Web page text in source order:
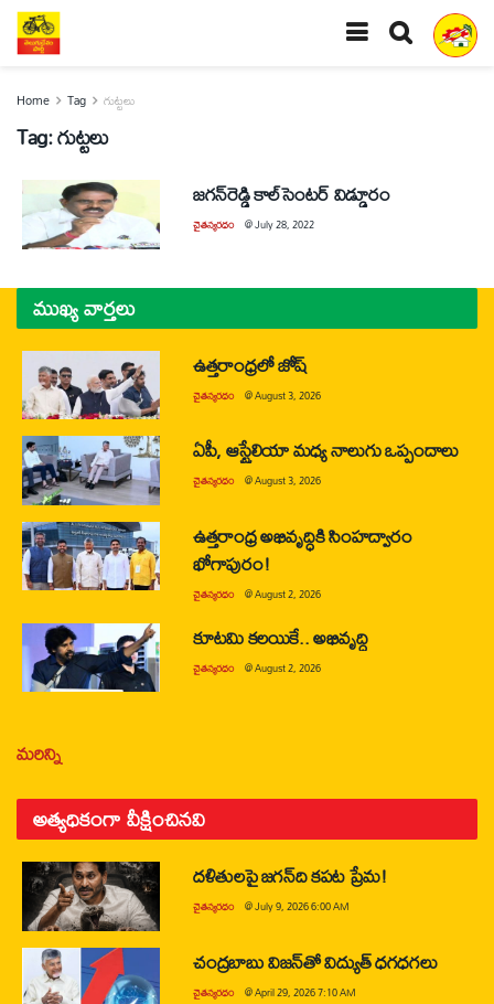
Home Tag గుట్టలు
Tag:గుట్టలు
జగన్‌రెడ్డి కాల్‌సెంటర్‌ విడ్డూరం
చైతన్యరధం @July 28, 2022
ముఖ్య వార్తలు
ఉత్తరాంధ్రలో జోష్
చైతన్యరధం @August 3, 2026
ఏపీ, ఆస్ట్రేలియా మధ్య నాలుగు ఒప్పందాలు
చైతన్యరధం @August 3, 2026
ఉత్తరాంధ్ర అభివృద్ధికి సింహద్వారం
భోగాపురం!
చైతన్యరధం @August 2, 2026
కూటమి కలయికే.. అభివృద్ధి
చైతన్యరధం @August 2, 2026
మరిన్ని
అత్యధికంగా వీక్షించినవి
దళితులపై జగన్‌ది కపట ప్రేమ!
చైతన్యరధం @July 9, 2026 6:00 AM
చంద్రబాబు విజన్‌తో విద్యుత్ ధగధగలు
చైతన్యరధం @April 29, 2026 7:10 AM